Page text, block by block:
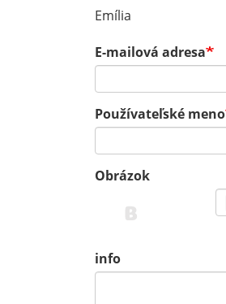
Emília
E-mailová adresa
Používateľské meno
Obrázok
info